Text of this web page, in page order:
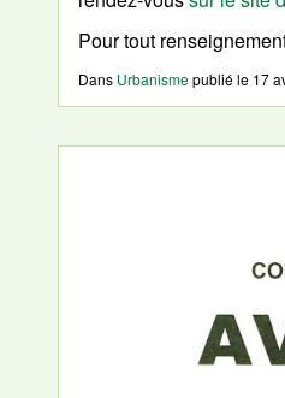
Pour tout
Dans Urbanismepublié le 17